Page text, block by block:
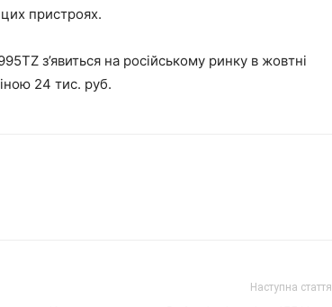
пристроях.
з’явиться на російському ринку в жовтні
24 тис. руб.
Наступна стаття